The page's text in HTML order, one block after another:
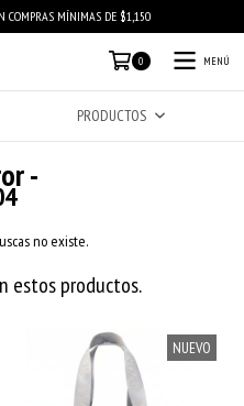
COMPRAS MÍNIMAS DE $1,150
0 MENÚ
PRODUCTOS
-
no existe.
estos productos.
NUEVO